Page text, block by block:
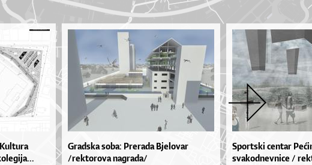
Gradska soba: Prerada Bjelovar
/rektorova nagrada/
Sportski centar
svakodnevnice /